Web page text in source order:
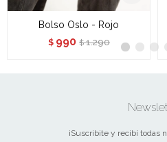
Bolso Oslo - Rojo
$ 990 $ 1.290
¡Suscribite y recibí todas